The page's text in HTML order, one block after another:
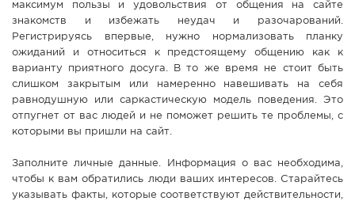
максимум пользы и удовольствия от общения на сайте
знакомств и избежать неудач и разочарований.
Регистрируясь впервые, нужно нормализовать планку
ожиданий и относиться к предстоящему общению как к
варианту приятного досуга. В то же время не стоит быть
слишком закрытым или намеренно навешивать на себя
равнодушную или саркастическую модель поведения. Это
отпугнет от вас людей и не поможет решить те проблемы, с
которыми вы пришли на сайт.
Заполните личные данные. Информация о вас необходима,
чтобы к вам обратились люди ваших интересов. Старайтесь
указывать факты, которые соответствуют действительности,